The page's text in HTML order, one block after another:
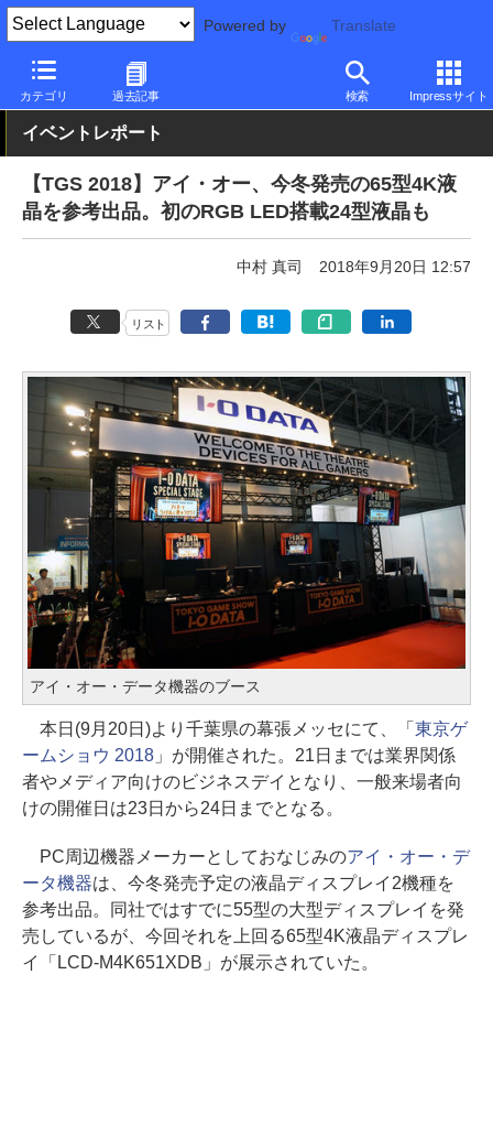
Powered by Translate
カテゴリ 過去記事 検索 Impressサイト
PC Watch 半導体/周辺機器 アイ・オー・データ機器
イベントレポート
【TGS 2018】アイ・オー、今冬発売の65型4K液
晶を参考出品。初のRGB LED搭載24型液晶も
中村 真司 2018年9月20日 12:57
リスト
アイ・オー・データ機器のブース
本日(9月20日)より千葉県の幕張メッセにて、「 東京ゲ
ームショウ 2018」が開催された。21日までは業界関係
者やメディア向けのビジネスデイとなり、一般来場者向
けの開催日は23日から24日までとなる。
PC周辺機器メーカーとしておなじみのアイ・オー・デ
ータ機器は、今冬発売予定の液晶ディスプレイ2機種を
参考出品。同社ではすでに55型の大型ディスプレイを発
売しているが、今回それを上回る65型4K液晶ディスプレ
イ「LCD-M4K651XDB」が展示されていた。